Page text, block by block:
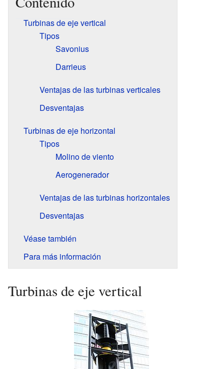
Turbinas de eje vertical
Tipos
Savonius
Darrieus
Ventajas de las turbinas verticales
Desventajas
Turbinas de eje horizontal
Tipos
Molino de viento
Aerogenerador
Ventajas de las turbinas horizontales
Desventajas
Véase también
Para más información
Turbinas de eje vertical